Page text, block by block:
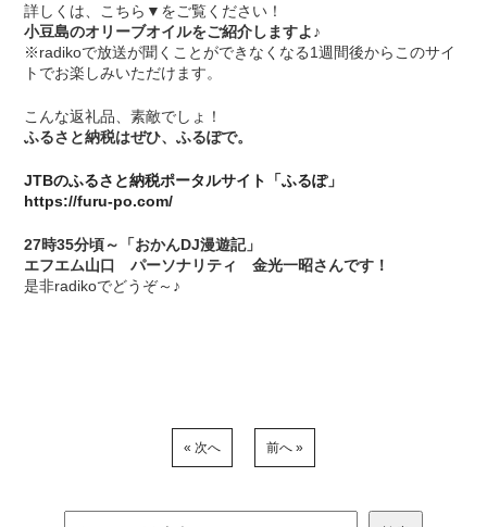
詳しくは、こちら▼をご覧ください！
小豆島のオリーブオイルをご紹介しますよ♪
※radikoで放送が聞くことができなくなる1週間後からこのサイ
トでお楽しみいただけます。
こんな返礼品、素敵でしょ！
ふるさと納税はぜひ、ふるぽで。
JTBのふるさと納税ポータルサイト「ふるぽ」
https://furu-po.com/
27時35分頃～「おかんDJ漫遊記」
エフエム山口 パーソナリティ 金光一昭さんです！
是非radikoでどうぞ～♪
« 次へ 前へ »